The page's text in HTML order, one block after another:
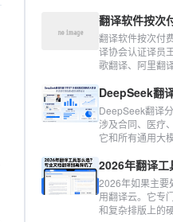
翻译软件按次
翻译软件按次付
译协会认证译员
歌翻译、阿里翻
DeepSeek翻
DeepSeek翻译
涉及合同、医疗
它和所有通用大
2026年翻译工
2026年如果主要
用翻译云。它专
和复杂排版上的